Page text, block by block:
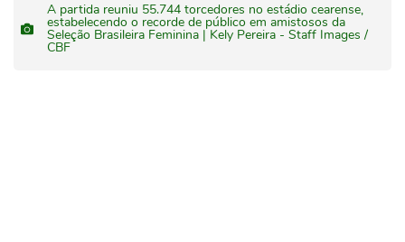
A partida reuniu 55.744 torcedores no estádio cearense,
estabelecendo o recorde de público em amistosos da
Seleção Brasileira Feminina | Kely Pereira - Staff Images /
CBF